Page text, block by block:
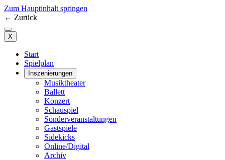
Zum Hauptinhalt springen
← Zurück
X
Start
Spielplan
Inszenierungen
Musiktheater
Ballett
Konzert
Schauspiel
Sonderveranstaltungen
Gastspiele
Sidekicks
Online/Digital
Archiv